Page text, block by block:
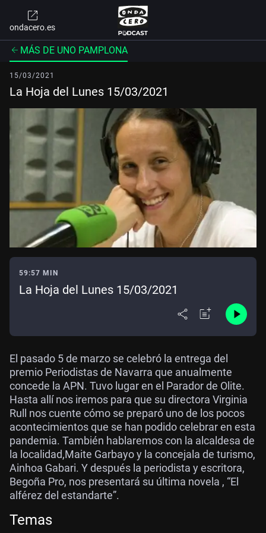
ondacero.es
MÁS DE UNO PAMPLONA
15/03/2021
La Hoja del Lunes 15/03/2021
59:57 MIN
La Hoja del Lunes 15/03/2021
El pasado 5 de marzo se celebró la entrega del
premio Periodistas de Navarra que anualmente
concede la APN. Tuvo lugar en el Parador de Olite.
Hasta allí nos iremos para que su directora Virginia
Rull nos cuente cómo se preparó uno de los pocos
acontecimientos que se han podido celebrar en esta
pandemia. También hablaremos con la alcaldesa de
la localidad,Maite Garbayo y la concejala de turismo,
Ainhoa Gabari. Y después la periodista y escritora,
Begoña Pro, nos presentará su última novela , “El
alférez del estandarte”.
Temas